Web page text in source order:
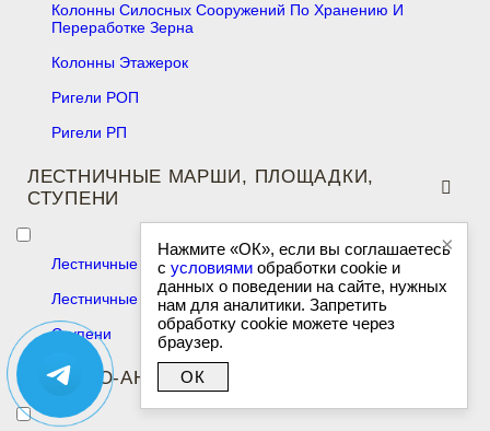
Колонны Силосных Сооружений По Хранению И
Переработке Зерна
Колонны Этажерок
Ригели РОП
Ригели РП
ЛЕСТНИЧНЫЕ МАРШИ, ПЛОЩАДКИ,
СТУПЕНИ
Лестничные Площадки
Лестничные Марши
Ступени
ОПОРНО-АНКЕРНЫЕ ПЛИТЫ
×
Нажмите «ОК», если вы соглашаетесь
с условиями обработки cookie и
данных о поведении на сайте, нужных
нам для аналитики. Запретить
обработку cookie можете через
браузер.
ОК